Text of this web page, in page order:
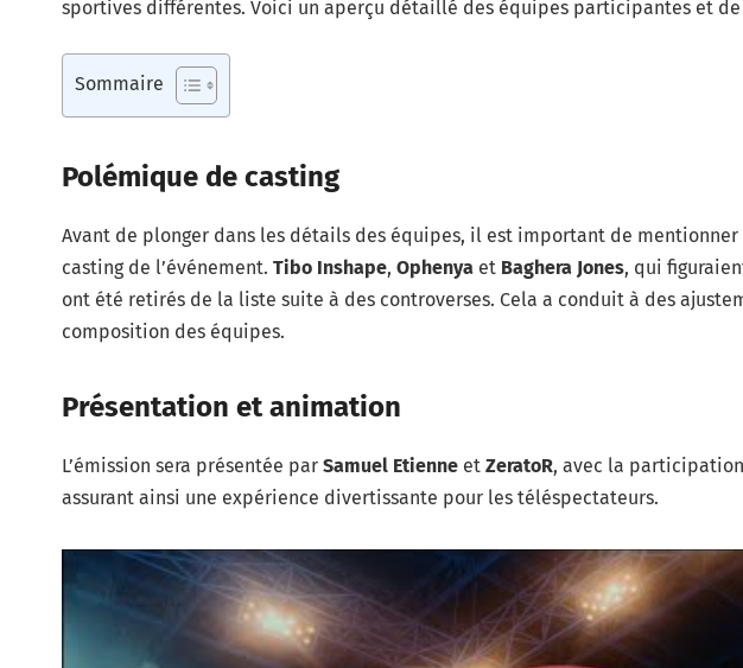
sportives différentes. Voici un aperçu détaillé des équipes participantes et de
Sommaire
Polémique de casting
Avant de plonger dans les détails des équipes, il est important de
casting de l’événement. Tibo Inshape, Ophenya et Baghera Jones, qui
ont été retirés de la liste suite à des controverses. Cela a conduit à des
composition des équipes.
Présentation et animation
L’émission sera présentée par Samuel Etienne et ZeratoR, avec la
assurant ainsi une expérience divertissante pour les téléspectateurs.